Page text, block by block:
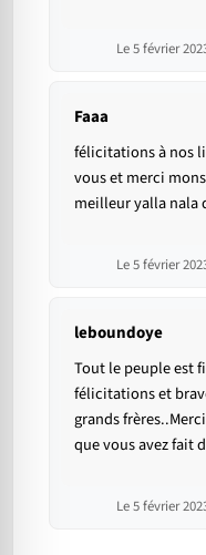
Le 5 février
Faaa
félicitations à nos
vous et merci
meilleur yalla nala
Le 5 février
leboundoye
Tout le peuple est
félicitations et
grands
que vous avez fait
Le 5 février